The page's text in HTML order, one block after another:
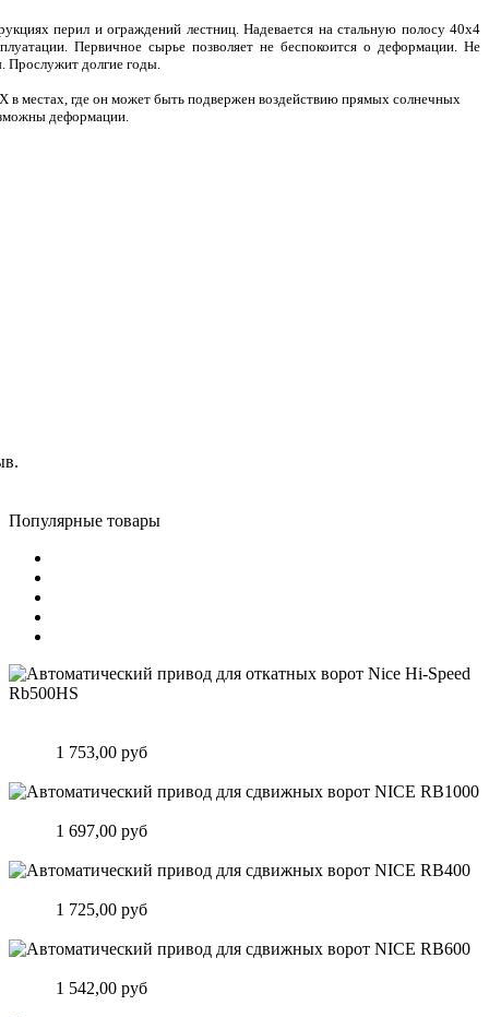
перил и ограждений лестниц. Надевается на стальную полосу 40х4
Первичное сырье позволяет не беспокоится о деформации. Не
Прослужит долгие годы.
в местах, где он может быть подвержен воздействию прямых солнечных
деформации.
Популярные товары
1 753,00 руб
1 697,00 руб
1 725,00 руб
1 542,00 руб